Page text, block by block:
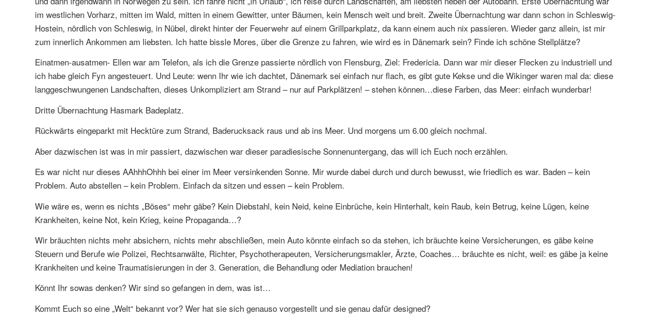
im westlichen Vorharz, mitten im Wald, mitten in einem Gewitter, unter Bäumen, kein Mensch weit und breit. Zweite Übernachtung war dann schon in Schleswig-
Hostein, nördlich von Schleswig, in Nübel, direkt hinter der Feuerwehr auf einem Grillparkplatz, da kann einem auch nix passieren. Wieder ganz allein, ist mir
zum innerlich Ankommen am liebsten. Ich hatte bissle Mores, über die Grenze zu fahren, wie wird es in Dänemark sein? Finde ich schöne Stellplätze?
Einatmen-ausatmen- Ellen war am Telefon, als ich die Grenze passierte nördlich von Flensburg, Ziel: Fredericia. Dann war mir dieser Flecken zu industriell und
ich habe gleich Fyn angesteuert. Und Leute: wenn Ihr wie ich dachtet, Dänemark sei einfach nur flach, es gibt gute Kekse und die Wikinger waren mal da: diese
langgeschwungenen Landschaften, dieses Unkompliziert am Strand – nur auf Parkplätzen! – stehen können…diese Farben, das Meer: einfach wunderbar!
Dritte Übernachtung Hasmark Badeplatz.
Rückwärts eingeparkt mit Hecktüre zum Strand, Baderucksack raus und ab ins Meer. Und morgens um 6.00 gleich nochmal.
Aber dazwischen ist was in mir passiert, dazwischen war dieser paradiesische Sonnenuntergang, das will ich Euch noch erzählen.
Es war nicht nur dieses AAhhhOhhh bei einer im Meer versinkenden Sonne. Mir wurde dabei durch und durch bewusst, wie friedlich es war. Baden – kein
Problem. Auto abstellen – kein Problem. Einfach da sitzen und essen – kein Problem.
Wie wäre es, wenn es nichts „Böses“ mehr gäbe? Kein Diebstahl, kein Neid, keine Einbrüche, kein Hinterhalt, kein Raub, kein Betrug, keine Lügen, keine
Krankheiten, keine Not, kein Krieg, keine Propaganda…?
Wir bräuchten nichts mehr absichern, nichts mehr abschließen, mein Auto könnte einfach so da stehen, ich bräuchte keine Versicherungen, es gäbe keine
Steuern und Berufe wie Polizei, Rechtsanwälte, Richter, Psychotherapeuten, Versicherungsmakler, Ärzte, Coaches… bräuchte es nicht, weil: es gäbe ja keine
Krankheiten und keine Traumatisierungen in der 3. Generation, die Behandlung oder Mediation brauchen!
Könnt Ihr sowas denken? Wir sind so gefangen in dem, was ist…
Kommt Euch so eine „Welt“ bekannt vor? Wer hat sie sich genauso vorgestellt und sie genau dafür designed?